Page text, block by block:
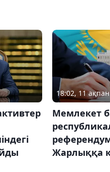
18:02, 11
Мемлекет
Жарлыққа